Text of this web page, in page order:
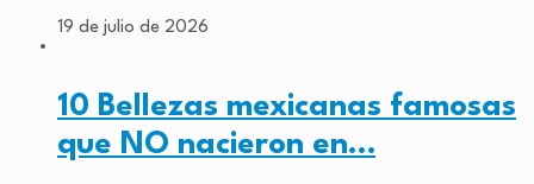
19 de julio de 2026
10 Bellezas mexicanas famosas
que NO nacieron en…